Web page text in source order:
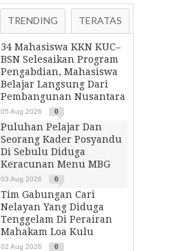
TRENDING TERATAS
34 Mahasiswa KKN KUC–
BSN Selesaikan Program
Pengabdian, Mahasiswa
Belajar Langsung Dari
Pembangunan Nusantara
05 Aug 2026 0
Puluhan Pelajar Dan
Seorang Kader Posyandu
Di Sebulu Diduga
Keracunan Menu MBG
03 Aug 2026 0
Tim Gabungan Cari
Nelayan Yang Diduga
Tenggelam Di Perairan
Mahakam Loa Kulu
02 Aug 2026 0